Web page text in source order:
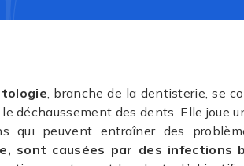
, branche de la dentisterie, se
déchaussement des dents. Elle joue
qui peuvent entraîner des
sont causées par des infections